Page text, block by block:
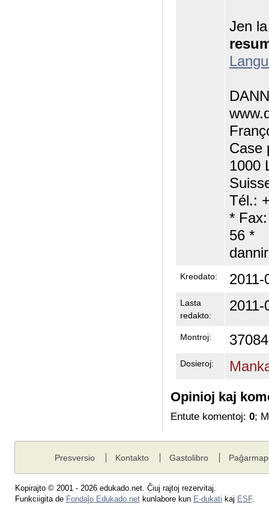
Jen
Case
1000
Tél.:
*
56 *
Kreodato:
Lasta
redakto:
2011-
Montroj: 37084
Dosieroj:
Opinioj kaj
Entute komentoj:0;
Presversio Kontakto Gastolibro
Kopirajto © 2001 - 2026 edukado.net. Ĉiuj rajtoj rezervitaj.
Funkciigita de Fondaĵo Edukado.netkunlabore kun E-dukati kaj ESF.